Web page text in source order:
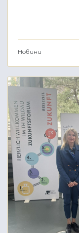
Новини